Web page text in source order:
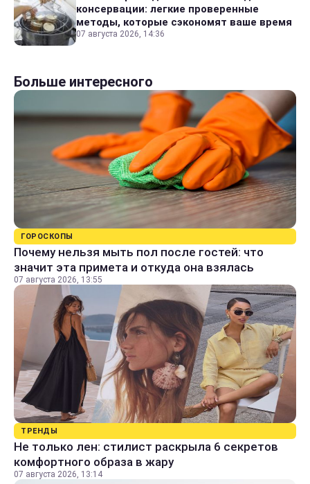
консервации: легкие проверенные
методы, которые сэкономят ваше время
07 августа 2026, 14:36
Больше интересного
ГОРОСКОПЫ
Почему нельзя мыть пол после гостей: что
значит эта примета и откуда она взялась
07 августа 2026, 13:55
ТРЕНДЫ
Не только лен: стилист раскрыла 6 секретов
комфортного образа в жару
07 августа 2026, 13:14